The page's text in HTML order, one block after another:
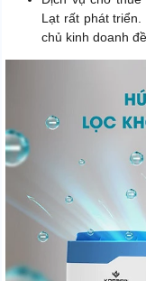
Lạt rất phát
chủ kinh doanh